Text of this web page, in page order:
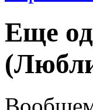
Еще